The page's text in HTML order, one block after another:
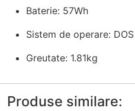
Baterie: 57Wh
Sistem de operare: DOS
Greutate: 1.81kg
Produse similare: